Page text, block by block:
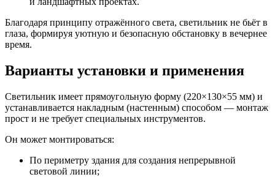
Благодаря принципу отражённого света, светильник не бьёт в
глаза, формируя уютную и безопасную обстановку в вечернее
время.
Варианты установки и применения
Светильник имеет прямоугольную форму (220×130×55 мм) и
устанавливается накладным (настенным) способом — монтаж
прост и не требует специальных инструментов.
Он может монтироваться:
По периметру здания для создания непрерывной
световой линии;